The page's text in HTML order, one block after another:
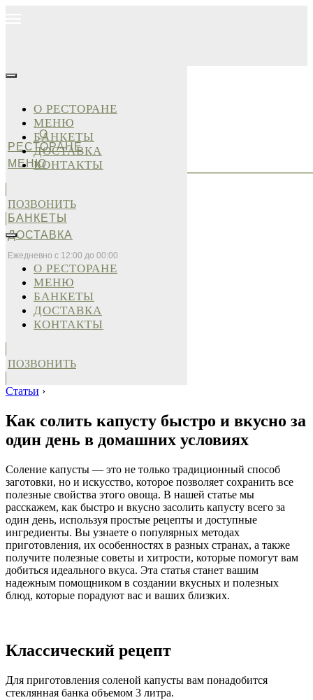
О
РЕСТОРАНЕ
МЕНЮ
БАНКЕТЫ
ДОСТАВКА
Ежедневно с 12:00 до 00:00
О РЕСТОРАНЕ
МЕНЮ
БАНКЕТЫ
ДОСТАВКА
КОНТАКТЫ
ПОЗВОНИТЬ
О РЕСТОРАНЕ
МЕНЮ
БАНКЕТЫ
ДОСТАВКА
КОНТАКТЫ
ПОЗВОНИТЬ
Статьи ›
Как солить капусту быстро и вкусно за
один день в домашних условиях
Соление капусты — это не только традиционный способ
заготовки, но и искусство, которое позволяет сохранить все
полезные свойства этого овоща. В нашей статье мы
расскажем, как быстро и вкусно засолить капусту всего за
один день, используя простые рецепты и доступные
ингредиенты. Вы узнаете о популярных методах
приготовления, их особенностях в разных странах, а также
получите полезные советы и хитрости, которые помогут вам
добиться идеального вкуса. Эта статья станет вашим
надежным помощником в создании вкусных и полезных
блюд, которые порадуют вас и ваших близких.
Классический рецепт
Для приготовления соленой капусты вам понадобится
стеклянная банка объемом 3 литра.